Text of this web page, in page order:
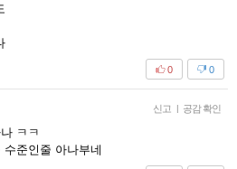
0
0
신고 | 공감 확인
ㅋㅋ
준인줄 아나부네